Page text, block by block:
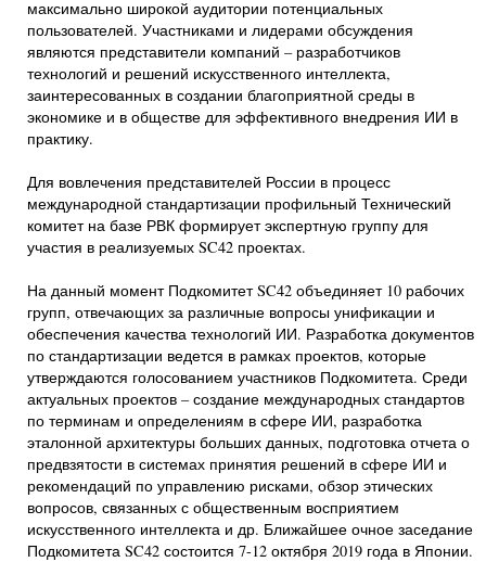
максимально широкой аудитории потенциальных
пользователей. Участниками и лидерами обсуждения
являются представители компаний – разработчиков
технологий и решений искусственного интеллекта,
заинтересованных в создании благоприятной среды в
экономике и в обществе для эффективного внедрения ИИ в
практику.
Для вовлечения представителей России в процесс
международной стандартизации профильный Технический
комитет на базе РВК формирует экспертную группу для
участия в реализуемых SC42 проектах.
На данный момент Подкомитет SC42 объединяет 10 рабочих
групп, отвечающих за различные вопросы унификации и
обеспечения качества технологий ИИ. Разработка документов
по стандартизации ведется в рамках проектов, которые
утверждаются голосованием участников Подкомитета. Среди
актуальных проектов – создание международных стандартов
по терминам и определениям в сфере ИИ, разработка
эталонной архитектуры больших данных, подготовка отчета о
предвзятости в системах принятия решений в сфере ИИ и
рекомендаций по управлению рисками, обзор этических
вопросов, связанных с общественным восприятием
искусственного интеллекта и др. Ближайшее очное заседание
Подкомитета SC42 состоится 7-12 октября 2019 года в Японии.